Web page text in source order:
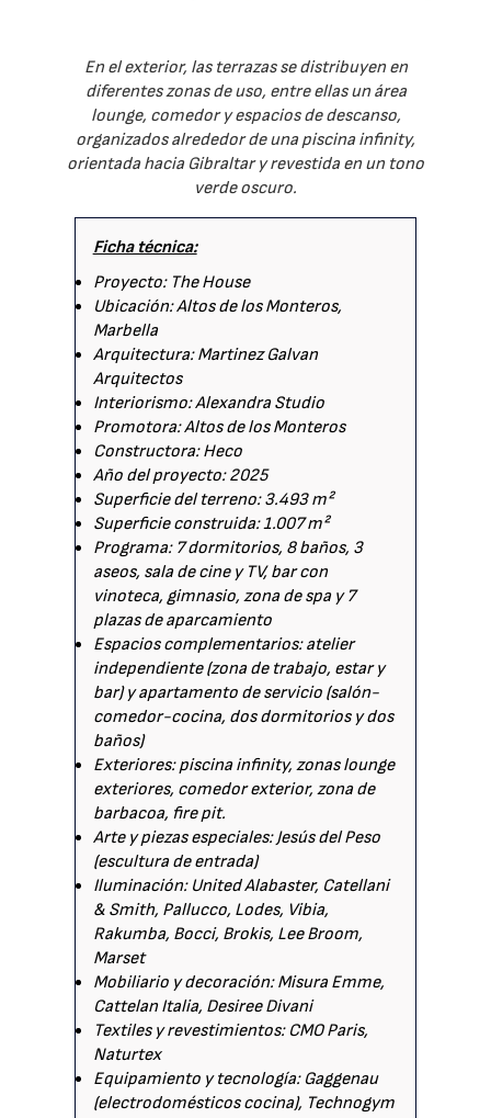
En el exterior, las terrazas se distribuyen en
diferentes zonas de uso, entre ellas un área
lounge, comedor y espacios de descanso,
organizados alrededor de una piscina infinity,
orientada hacia Gibraltar y revestida en un tono
verde oscuro.
Ficha técnica:
Proyecto: The House
Ubicación: Altos de los Monteros,
Marbella
Arquitectura: Martinez Galvan
Arquitectos
Interiorismo: Alexandra Studio
Promotora: Altos de los Monteros
Constructora: Heco
Año del proyecto: 2025
Superficie del terreno: 3.493 m²
Superficie construida: 1.007 m²
Programa: 7 dormitorios, 8 baños, 3
aseos, sala de cine y TV, bar con
vinoteca, gimnasio, zona de spa y 7
plazas de aparcamiento
Espacios complementarios: atelier
independiente (zona de trabajo, estar y
bar) y apartamento de servicio (salón-
comedor-cocina, dos dormitorios y dos
baños)
Exteriores: piscina infinity, zonas lounge
exteriores, comedor exterior, zona de
barbacoa, fire pit.
Arte y piezas especiales: Jesús del Peso
(escultura de entrada)
Iluminación: United Alabaster, Catellani
& Smith, Pallucco, Lodes, Vibia,
Rakumba, Bocci, Brokis, Lee Broom,
Marset
Mobiliario y decoración: Misura Emme,
Cattelan Italia, Desiree Divani
Textiles y revestimientos: CMO Paris,
Naturtex
Equipamiento y tecnología: Gaggenau
(electrodomésticos cocina), Technogym